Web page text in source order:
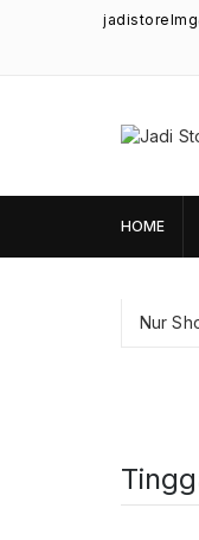
Unik di
HOME
Nur